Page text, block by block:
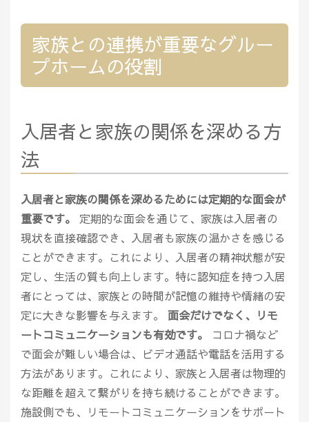
家族との連携が重要なグルー
プホームの役割
入居者と家族の関係を深める方
法
入居者と家族の関係を深めるためには定期的な面会が
重要です。
定期的な面会を通じて、家族は入居者の
現状を直接確認でき、入居者も家族の温かさを感じる
ことができます。これにより、入居者の精神状態が安
定し、生活の質も向上します。特に認知症を持つ入居
者にとっては、家族との時間が記憶の維持や情緒の安
定に大きな影響を与えます。 面会だけでなく、リモ
ートコミュニケーションも有効です。
コロナ禍など
で面会が難しい場合は、ビデオ通話や電話を活用する
方法があります。これにより、家族と入居者は物理的
な距離を超えて繋がりを持ち続けることができます。
施設側でも、リモートコミュニケーションをサポート